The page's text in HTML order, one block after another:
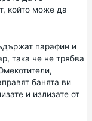
който може да
парафин и
така че не трябва
банята ви
и излизате от